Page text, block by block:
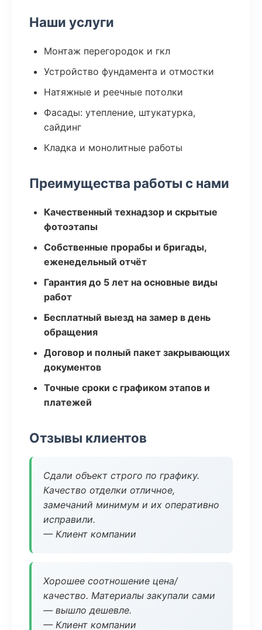
Наши услуги
Монтаж перегородок и гкл
Устройство фундамента и отмостки
Натяжные и реечные потолки
Фасады: утепление, штукатурка,
сайдинг
Кладка и монолитные работы
Преимущества работы с нами
Качественный технадзор и скрытые
фотоэтапы
Собственные прорабы и бригады,
еженедельный отчёт
Гарантия до 5 лет на основные виды
работ
Бесплатный выезд на замер в день
обращения
Договор и полный пакет закрывающих
документов
Точные сроки с графиком этапов и
платежей
Отзывы клиентов
Сдали объект строго по графику.
Качество отделки отличное,
замечаний минимум и их оперативно
исправили.
— Клиент компании
Хорошее соотношение цена/
качество. Материалы закупали сами
— вышло дешевле.
— Клиент компании